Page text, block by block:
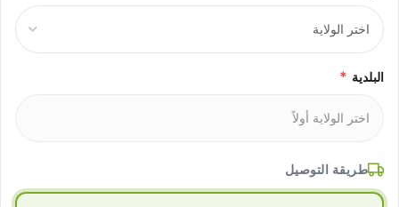
البلدية *
طريقة التوصيل